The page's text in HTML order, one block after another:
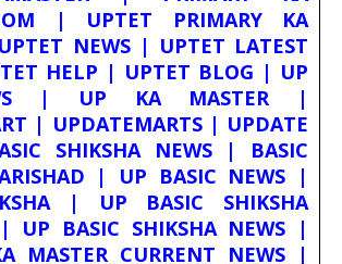
| UPTET PRIMARY KA
NEWS | UPTET LATEST
HELP | UPTET BLOG | UP
| UP KA MASTER |
| UPDATEMARTS | UPDATE
SHIKSHA NEWS | BASIC
| UP BASIC NEWS |
| UP BASIC SHIKSHA
UP BASIC SHIKSHA NEWS |
MASTER CURRENT NEWS |